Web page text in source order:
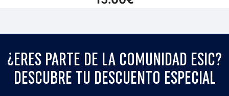
¿ERES PARTE DE LA COMUNIDAD ESIC?
DESCUBRE TU DESCUENTO ESPECIAL